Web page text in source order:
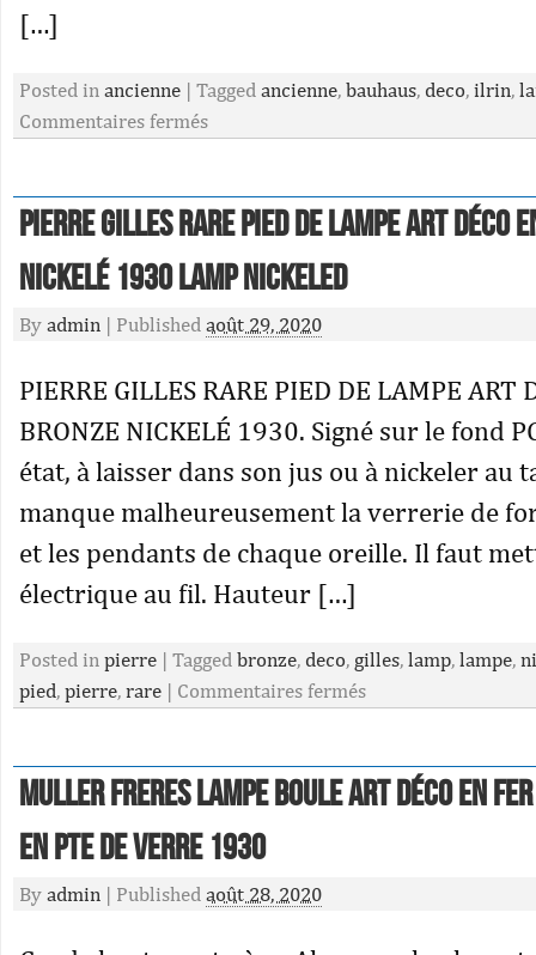
[…]
Posted in ancienne | Tagged ancienne, bauhaus, deco, ilrin,
Commentaires fermés
PIERRE GILLES RARE PIED DE LAMPE ART DÉCO
NICKELÉ 1930 lamp nickeled
By admin | Published août 29, 2020
PIERRE GILLES RARE PIED DE LAMPE ART
BRONZE NICKELÉ 1930. Signé sur le fond
état, à laisser dans son jus ou à nickeler au
manque malheureusement la verrerie de
et les pendants de chaque oreille. Il faut
électrique au fil. Hauteur […]
Posted in pierre | Tagged bronze, deco, gilles, lamp, lampe,
pied, pierre, rare | Commentaires fermés
Muller Freres Lampe Boule Art Déco En
En Pte De Verre 1930
By admin | Published août 28, 2020